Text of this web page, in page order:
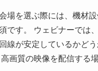
場を選ぶ際には、機材
です。 ウェビナーでは
線が安定しているかど
画質の映像を配信する